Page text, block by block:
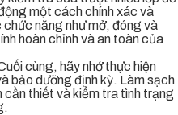
một cách chính xác và
năng như mở, đóng và
hoàn chỉnh và an toàn của
cùng, hãy nhớ thực hiện
bảo dưỡng định kỳ. Làm sạch
cần thiết và kiểm tra tình trạng